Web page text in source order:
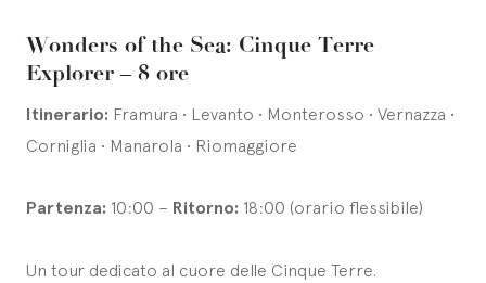
Wonders of the Sea: Cinque Terre
Explorer – 8 ore
Itinerario: Framura • Levanto • Monterosso • Vernazza •
Corniglia • Manarola • Riomaggiore
Partenza: 10:00 – Ritorno: 18:00 (orario flessibile)
Un tour dedicato al cuore delle Cinque Terre.